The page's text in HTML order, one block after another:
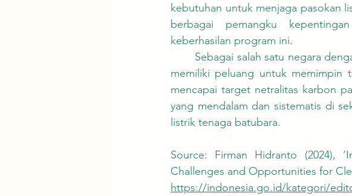
kebutuhan untuk menjaga pasokan
berbagai pemangku
keberhasilan program ini.
memiliki peluang untuk memimpin
mencapai target netralitas karbon
yang mendalam dan sistematis di
listrik tenaga batubara.
Source: Firman Hidranto (2024),
Challenges and Opportunities for
https://indonesia.go.id/kategori/